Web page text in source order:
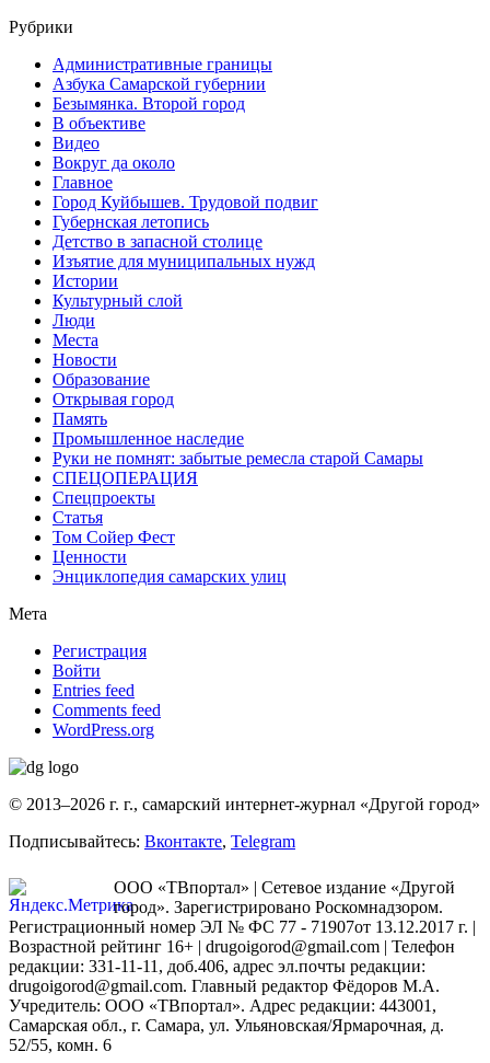
Рубрики
Административные границы
Азбука Самарской губернии
Безымянка. Второй город
В объективе
Видео
Вокруг да около
Главное
Город Куйбышев. Трудовой подвиг
Губернская летопись
Детство в запасной столице
Изъятие для муниципальных нужд
Истории
Культурный слой
Люди
Места
Новости
Образование
Открывая город
Память
Промышленное наследие
Руки не помнят: забытые ремесла старой Самары
СПЕЦОПЕРАЦИЯ
Спецпроекты
Статья
Том Сойер Фест
Ценности
Энциклопедия самарских улиц
Мета
Регистрация
Войти
Entries feed
Comments feed
WordPress.org
© 2013–2026 г. г., самарский интернет-журнал «Другой город»
Подписывайтесь: Вконтакте, Telegram
ООО «ТВпортал» | Сетевое издание «Другой
город». Зарегистрировано Роскомнадзором.
Регистрационный номер ЭЛ № ФС 77 - 71907от 13.12.2017 г. |
Возрастной рейтинг 16+ | drugoigorod@gmail.com | Телефон
редакции: 331-11-11, доб.406, адрес эл.почты редакции:
drugoigorod@gmail.com. Главный редактор Фёдоров М.А.
Учредитель: ООО «ТВпортал». Адрес редакции: 443001,
Самарская обл., г. Самара, ул. Ульяновская/Ярмарочная, д.
52/55, комн. 6